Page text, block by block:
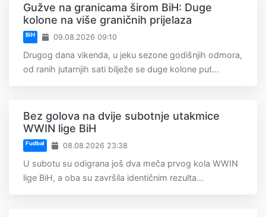
Gužve na granicama širom BiH: Duge
kolone na više graničnih prijelaza
BiH 09.08.2026 09:10
Drugog dana vikenda, u jeku sezone godišnjih odmora,
od ranih jutarnjih sati bilježe se duge kolone put...
Bez golova na dvije subotnje utakmice
WWIN lige BiH
Fudbal 08.08.2026 23:38
U subotu su odigrana još dva meča prvog kola WWIN
lige BiH, a oba su završila identičnim rezulta...